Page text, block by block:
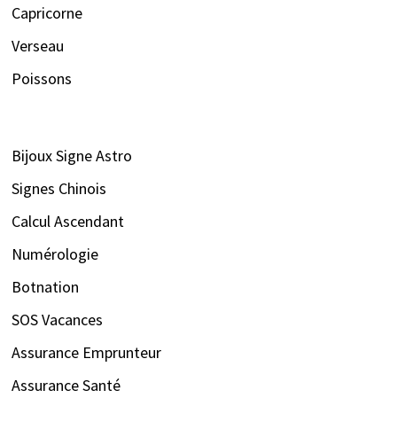
Capricorne
Verseau
Poissons
Bijoux Signe Astro
Signes Chinois
Calcul Ascendant
Numérologie
Botnation
SOS Vacances
Assurance Emprunteur
Assurance Santé